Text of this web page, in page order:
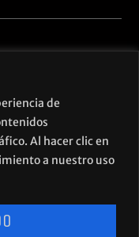
de
Al hacer clic en
a nuestro uso